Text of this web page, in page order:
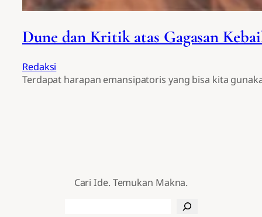
Dune dan Kritik atas Gagasan
Redaksi
Terdapat harapan emansipatoris yang bisa kita
Cari Ide. Temukan Makna.